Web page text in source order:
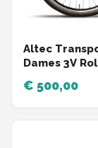
Altec
Dames 3V
€ 500,00